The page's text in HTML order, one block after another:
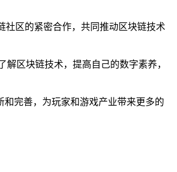
社区的紧密合作，共同推动区块链技术
区块链技术，提高自己的数字素养，
完善，为玩家和游戏产业带来更多的